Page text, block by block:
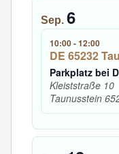
Sep. 6
10:00-12:00
DE 65232
Parkplatz bei
Kleiststraße 10
Taunusstein